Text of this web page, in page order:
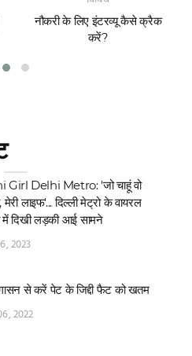
नौकरी के लिए इंटरव्यू कैसे क्रैक
करें?
Girl Delhi Metro: 'जो चाहूं वो
लाइफ'... दिल्‍ली मेट्रो के वायरल
में दिखी लड़की आई सामने
2023
से करें पेट के जिद्दी फैट को खतम
2022